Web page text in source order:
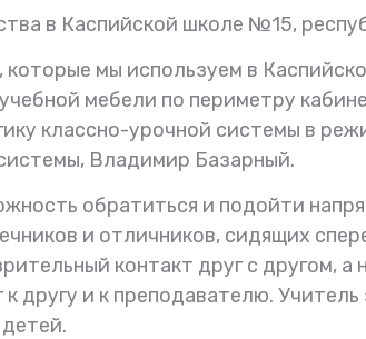
в Каспийской школе №15,
мы используем в
мебели по периметру
классно-урочной системы в
Владимир Базарный.
обратиться и подойти
и отличников, сидящих
контакт друг с другом, а
другу и к преподавателю. Учитель